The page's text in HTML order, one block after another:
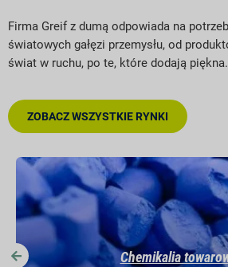
Firma Greif z dumą odpowiada na
światowych gałęzi przemysłu, od
świat w ruchu, po te, które dodają piękna.
ZOBACZ WSZYSTKIE RYNKI
Zdrowie i uroda